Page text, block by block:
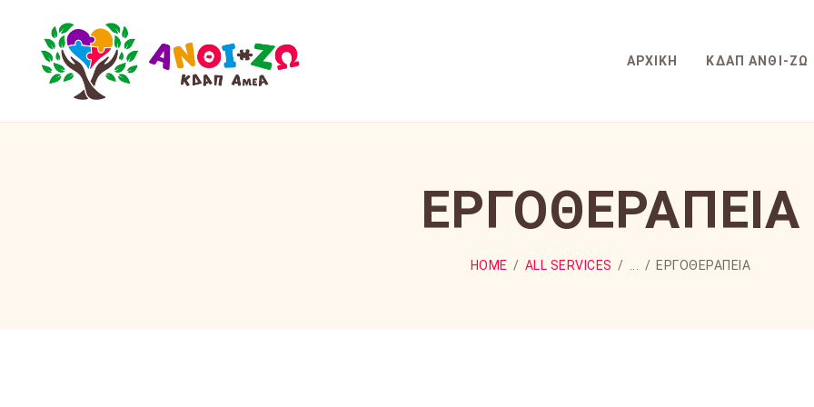
ΑΡΧΙΚΉ ΚΔΑΠ ΑΝΘΊ-ΖΩ
ΕΡΓΟΘΕΡΑΠΕΊΑ
HOME ALL SERVICES ΕΡΓΟΘΕΡΑΠΕΊΑ